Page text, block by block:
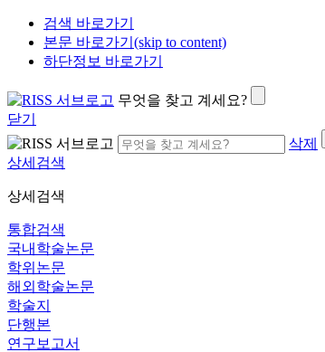
검색 바로가기
본문 바로가기(skip to content)
하단정보 바로가기
무엇을 찾고 계세요?
닫기
삭제
상세검색
상세검색
통합검색
국내학술논문
학위논문
해외학술논문
학술지
단행본
연구보고서